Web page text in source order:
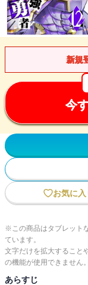
新規
今
お気に入
※この商品はタブレット
ています。
文字だけを拡大すること
の機能が使用できません。
あらすじ